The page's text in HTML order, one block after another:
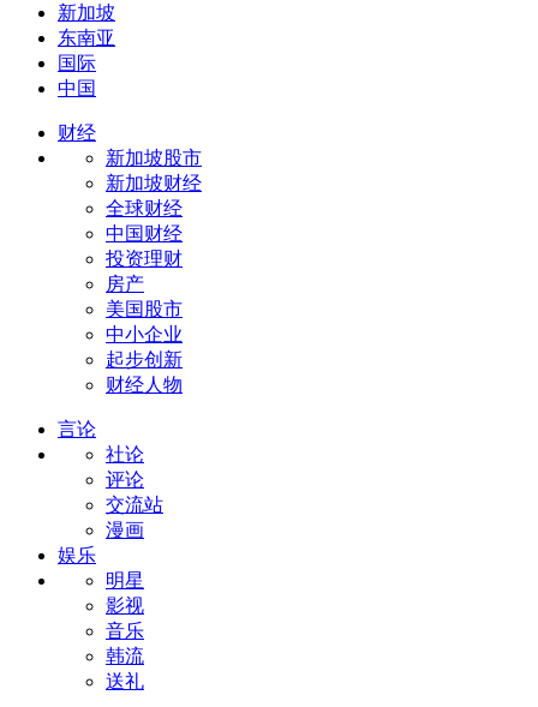
新加坡
东南亚
国际
中国
财经
新加坡股市
新加坡财经
全球财经
中国财经
投资理财
房产
美国股市
中小企业
起步创新
财经人物
言论
社论
评论
交流站
漫画
娱乐
明星
影视
音乐
韩流
送礼